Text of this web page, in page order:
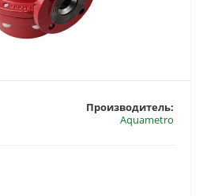
Производитель:
Aquametro